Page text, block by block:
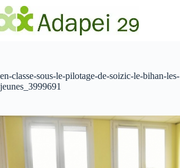
Passer
au
contenu
en-classe-sous-le-pilotage-de-soizic-le-bihan-les-
jeunes_3999691